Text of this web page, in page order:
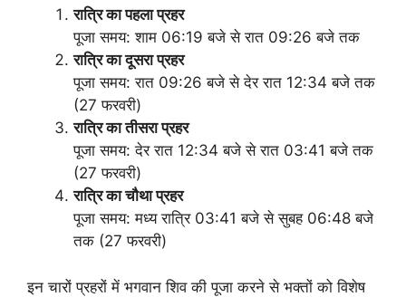
रात्रि का पहला प्रहर
पूजा समय: शाम 06:19 बजे से रात 09:26 बजे तक
रात्रि का दूसरा प्रहर
पूजा समय: रात 09:26 बजे से देर रात 12:34 बजे तक
(27 फरवरी)
रात्रि का तीसरा प्रहर
पूजा समय: देर रात 12:34 बजे से रात 03:41 बजे तक
(27 फरवरी)
रात्रि का चौथा प्रहर
पूजा समय: मध्य रात्रि 03:41 बजे से सुबह 06:48 बजे
तक (27 फरवरी)
इन चारों प्रहरों में भगवान शिव की पूजा करने से भक्तों को विशेष